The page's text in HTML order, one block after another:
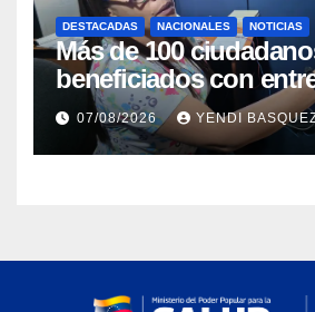
DESTACADAS NACIONALES NOTICIAS
Más de 100
beneficiados con
prótesis auditivas en
Rehabilitación J.J.
07/08/2026 YENDI